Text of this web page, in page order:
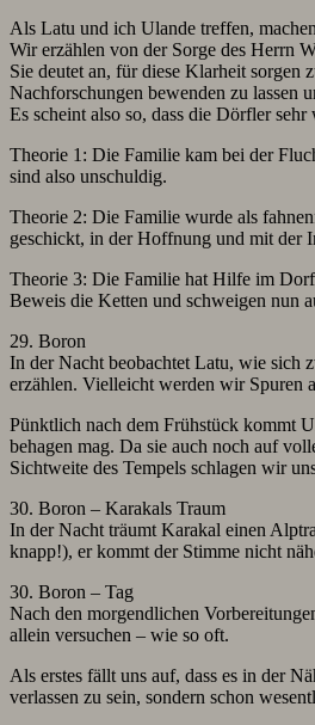
Als Latu und ich Ulande treffen,
Wir erzählen von der Sorge des Herrn
Sie deutet an, für diese Klarheit sorgen
Nachforschungen bewenden zu lassen
Es scheint also so, dass die Dörfler
Theorie 1: Die Familie kam bei der
sind also unschuldig.
Theorie 2: Die Familie wurde als
geschickt, in der Hoffnung und mit der
Theorie 3: Die Familie hat Hilfe im Dorf
Beweis die Ketten und schweigen nun
29. Boron
In der Nacht beobachtet Latu, wie sich
erzählen. Vielleicht werden wir Spuren
Pünktlich nach dem Frühstück kommt
behagen mag. Da sie auch noch auf
Sichtweite des Tempels schlagen wir
30. Boron – Karakals Traum
In der Nacht träumt Karakal einen
knapp!), er kommt der Stimme nicht
30. Boron – Tag
Nach den morgendlichen
allein versuchen – wie so oft.
Als erstes fällt uns auf, dass es in der
verlassen zu sein, sondern schon